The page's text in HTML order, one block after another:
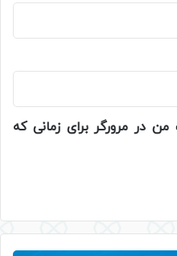
در مرورگر برای زمانی که